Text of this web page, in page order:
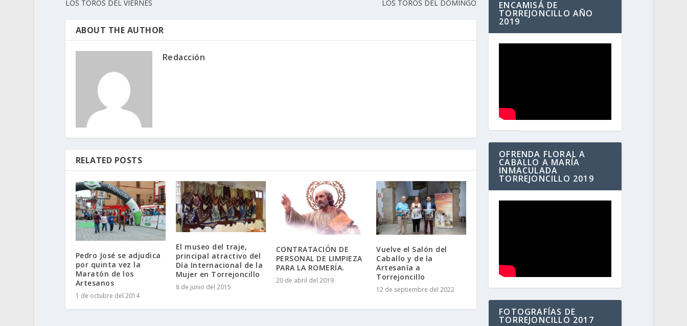
LOS TOROS DEL VIERNES LOS TOROS DEL DOMINGO
ABOUT THE AUTHOR
Redacción
RELATED POSTS
Pedro José se adjudica
por quinta vez la
Maratón de los
Artesanos
1 de octubre del 2014
El museo del traje,
principal atractivo del
Día Internacional de la
Mujer en Torrejoncillo
8 de junio del 2015
CONTRATACIÓN DE
PERSONAL DE LIMPIEZA
PARA LA ROMERÍA.
20 de abril del 2019
Vuelve el Salón del
Caballo y de la
Artesanía a
Torrejoncillo
12 de septiembre del 2022
ENCAMISÁ DE
TORREJONCILLO AÑO
2019
OFRENDA FLORAL A
CABALLO A MARÍA
INMACULADA
TORREJONCILLO 2019
FOTOGRAFÍAS DE
TORREJONCILLO 2017